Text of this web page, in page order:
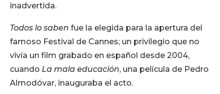
inadvertida.
Todos lo saben fue la elegida para la apertura del
famoso Festival de Cannes; un privilegio que no
vivía un film grabado en español desde 2004,
cuando La mala educación, una película de Pedro
Almodóvar, inauguraba el acto.